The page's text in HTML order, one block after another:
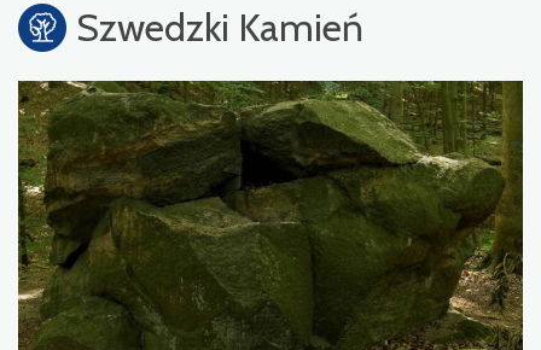
Szwedzki Kamień